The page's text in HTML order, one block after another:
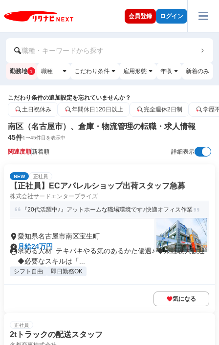
会員登録 ログイン
職種・キーワードから探す
勤務地 1 職種 こだわり条件 雇用形態 年収 新着のみ
こだわり条件の追加設定を忘れていませんか？
土日祝休み
年間休日120日以上 完全週休2日制 学歴
南区（名古屋市）、倉庫・物流管理の転職・求人情報
45件1〜45件目を表示中
関連度順新着順 詳細表示
NEW 正社員
【正社員】ECアパレルショップ出荷スタッフ急募
株式会社サードエンタープライズ
『20代活躍中♪』アットホームな職場環境です♪快適オフィス作業
愛知県名古屋市南区宝生町
月給24万円
求める人材: テキパキやる気のあるかた優遇♪ ◆未経験大歓迎
◆必要なスキルは「...
シフト自由 即日勤務OK
気になる
正社員
2tトラックの配送スタッフ